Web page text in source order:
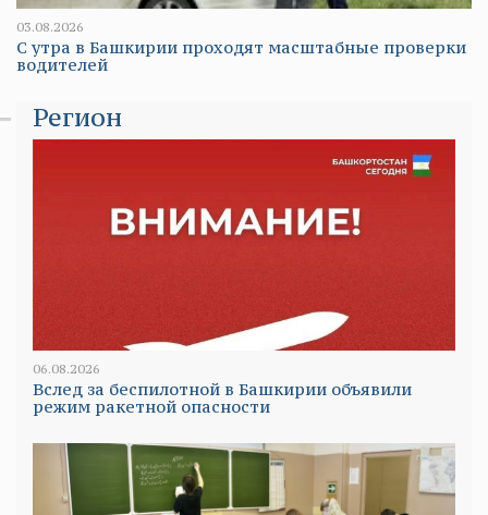
03.08.2026
С утра в Башкирии проходят масштабные проверки
водителей
Регион
06.08.2026
Вслед за беспилотной в Башкирии объявили
режим ракетной опасности